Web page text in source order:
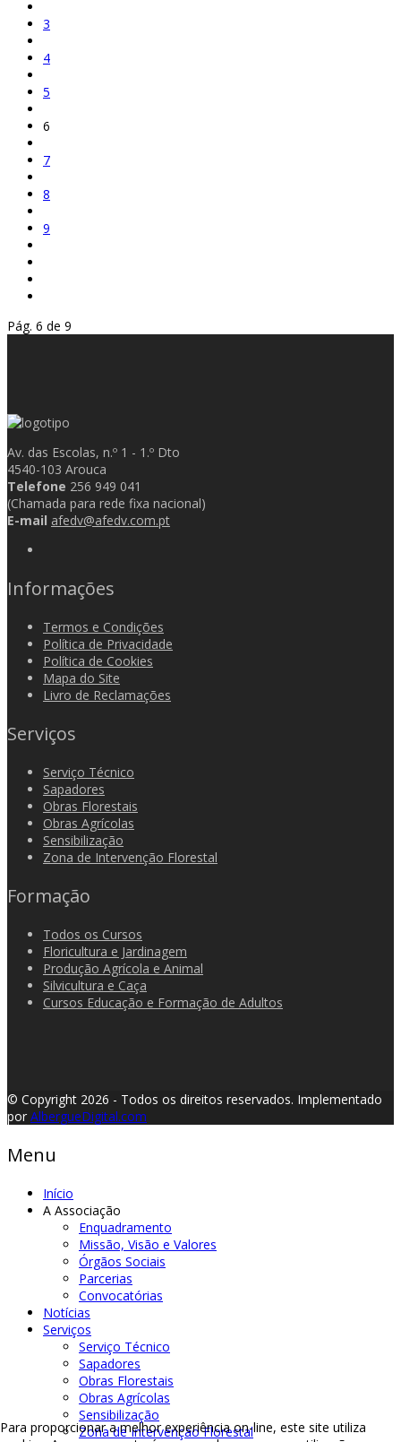
3
4
5
6
7
8
9
Pág. 6 de 9
Av. das Escolas, n.º 1 - 1.º Dto
4540-103 Arouca
Telefone 256 949 041
(Chamada para rede fixa nacional)
E-mail afedv@afedv.com.pt
Informações
Termos e Condições
Política de Privacidade
Política de Cookies
Mapa do Site
Livro de Reclamações
Serviços
Serviço Técnico
Sapadores
Obras Florestais
Obras Agrícolas
Sensibilização
Zona de Intervenção Florestal
Formação
Todos os Cursos
Floricultura e Jardinagem
Produção Agrícola e Animal
Silvicultura e Caça
Cursos Educação e Formação de Adultos
© Copyright 2026 - Todos os direitos reservados. Implementado
por AlbergueDigital.com
Menu
Início
A Associação
Enquadramento
Missão, Visão e Valores
Órgãos Sociais
Parcerias
Convocatórias
Notícias
Serviços
Serviço Técnico
Sapadores
Obras Florestais
Obras Agrícolas
Sensibilização
Zona de Intervenção Florestal
Para proporcionar a melhor experiência on-line, este site utiliza